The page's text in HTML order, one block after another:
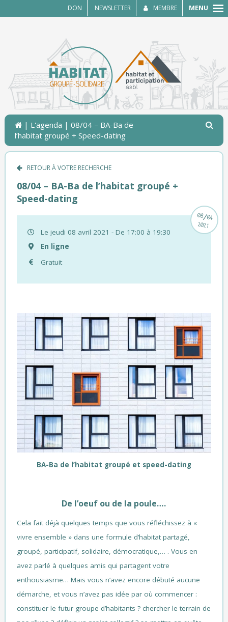
DON NEWSLETTER MEMBRE MENU
| L'agenda | 08/04 – BA-Ba de
l’habitat groupé + Speed-dating
RETOUR À VOTRE RECHERCHE
08/04 – BA-Ba de l’habitat groupé +
Speed-dating
Le jeudi 08 avril 2021 - De 17:00 à 19:30
En ligne
Gratuit
08/04
2021
BA-Ba de l’habitat groupé et speed-dating
De l’oeuf ou de la poule….
Cela fait déjà quelques temps que vous réfléchissez à «
vivre ensemble » dans une formule d’habitat partagé,
groupé, participatif, solidaire, démocratique,… . Vous en
avez parlé à quelques amis qui partagent votre
enthousiasme… Mais vous n’avez encore débuté aucune
démarche, et vous n’avez pas idée par où commencer :
constituer le futur groupe d’habitants ? chercher le terrain de